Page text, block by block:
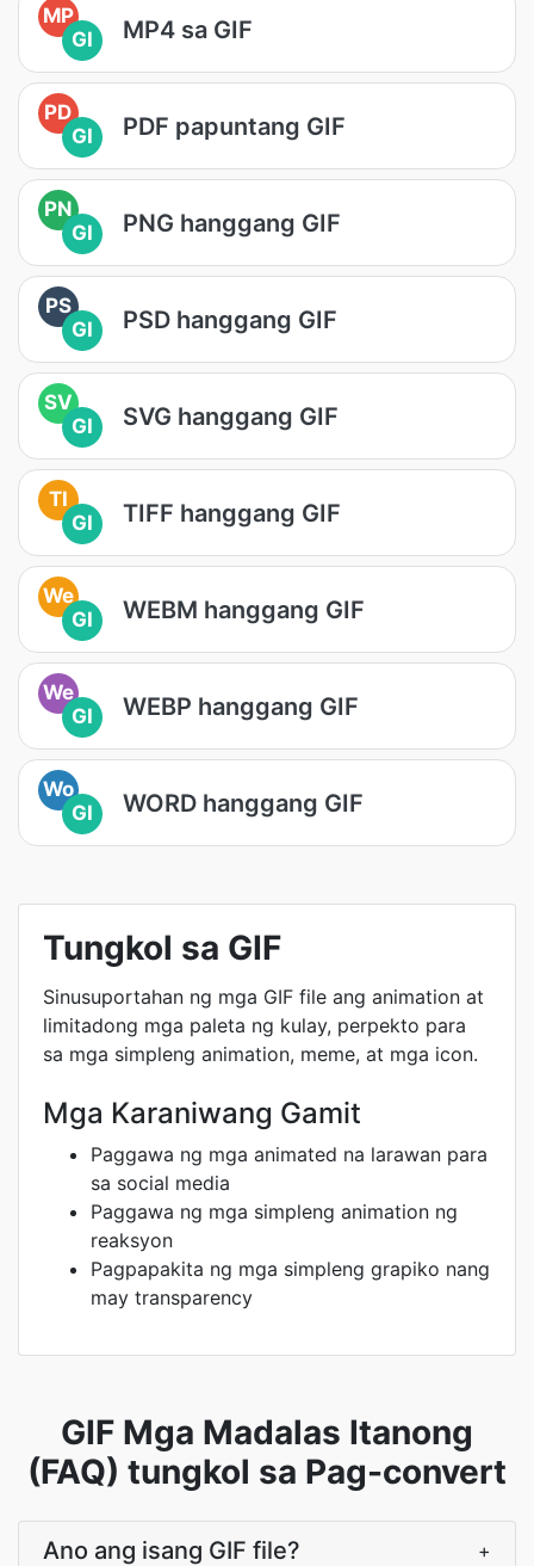
MP
GI
MP4 sa GIF
PD
GI
PDF papuntang GIF
PN
GI
PNG hanggang GIF
PS
GI
PSD hanggang GIF
SV
GI
SVG hanggang GIF
TI
GI
TIFF hanggang GIF
We
GI
WEBM hanggang GIF
We
GI
WEBP hanggang GIF
Wo
GI
WORD hanggang GIF
Tungkol sa GIF
Sinusuportahan ng mga GIF file ang animation at
limitadong mga paleta ng kulay, perpekto para
sa mga simpleng animation, meme, at mga icon.
Mga Karaniwang Gamit
Paggawa ng mga animated na larawan para
sa social media
Paggawa ng mga simpleng animation ng
reaksyon
Pagpapakita ng mga simpleng grapiko nang
may transparency
GIF Mga Madalas Itanong
(FAQ) tungkol sa Pag-convert
Ano ang isang GIF file? +